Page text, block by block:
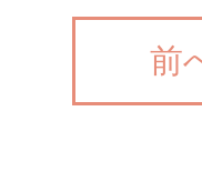
前